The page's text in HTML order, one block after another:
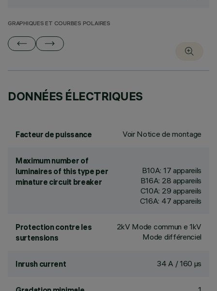
GRAPHIQUES ET COURBES POLAIRES
DONNÉES ÉLECTRIQUES
Facteur de puissance Voir Notice de montage
Maximum number of
luminaires of this type per
minature circuit breaker
B10A: 17 appareils
B16A: 28 appareils
C10A: 29 appareils
C16A: 47 appareils
Protection contre les
surtensions
2kV Mode commun e 1kV
Mode différenciel
Inrush current 34 A / 160 µs